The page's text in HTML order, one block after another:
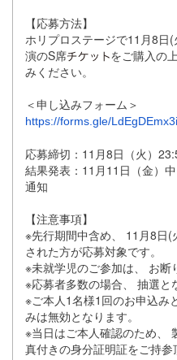
【応募方法】
ホリプロステージで11月8日(
演のS席
をご購入の
みください。
＜申し込みフォーム＞
https://forms.gle/
応募締切：11月8日（火）
結果発表：11月11日（金）
通知
【注意事項】
※先行期間中含め、 11月8日(
された方が応募対象です。
※未就学児のご参加は、 お断
※応募者多数の場合、 抽選と
※ご本人1名様1回のお申込み
みは無効となります。
※当日はご本人確認のため、
真付きの身分証明証をご持参